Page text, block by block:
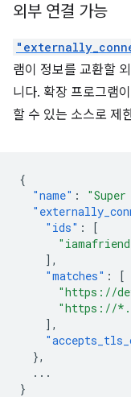
외부 연결 가능
램이 정보를 교환할
니다. 확장 프로그램
할 수 있는 소스로 제
{
"name" :
"ids" :
[
],
"matches" :
[
"https://
"https://
],
},
...
}